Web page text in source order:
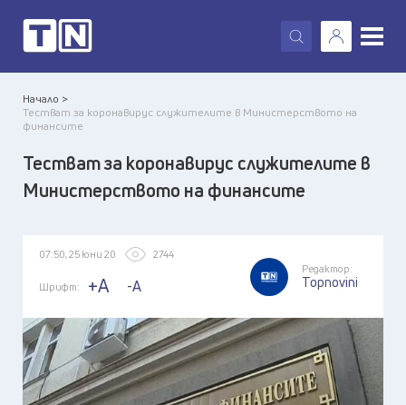
X
Начало >
Тестват за коронавирус служителите в Министерството на
финансите
Тестват за коронавирус служителите в
Министерството на финансите
07:50, 25 юни 20 2744
Шрифт: +A -A
Редактор:
Topnovini